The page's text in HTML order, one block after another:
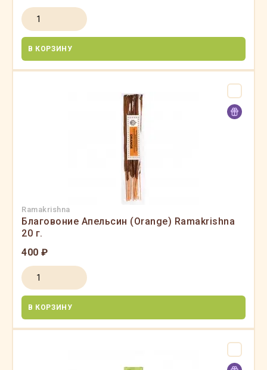
В КОРЗИНУ
Ramakrishna
Благовоние Апельсин (Orange) Ramakrishna
20 г.
400 ₽
В КОРЗИНУ